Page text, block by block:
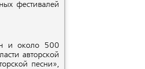
фестивалей
и около 500
авторской
песни»,